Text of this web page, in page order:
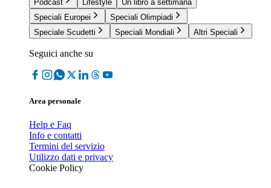
Podcast
Lifestyle
Un libro a settimana
Speciali Europei
Speciali Olimpiadi
Speciale Scudetti
Speciali Mondiali Altri Speciali
Seguici anche su
Area personale
Help e Faq
Info e contatti
Termini del servizio
Utilizzo dati e privacy
Cookie Policy